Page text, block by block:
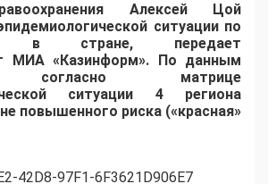
Алексей Цой
ситуации по
в стране, передает
МИА «Казинформ». По данным
согласно матрице
ситуации 4 региона
повышенного риска («красная»